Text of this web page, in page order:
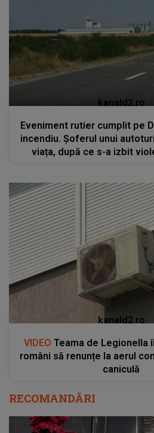
kanald2.ro
Eveniment rutier cumplit pe
incendiu. Șoferul unui
viața, după ce s-a izbit
kanald2.ro
VIDEO Teama de Legionella
români să renunțe la aerul
caniculă
RECOMANDĂRI